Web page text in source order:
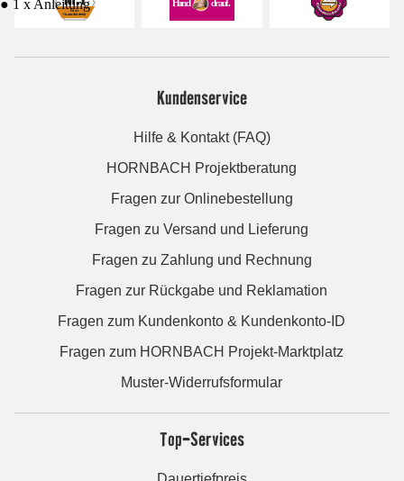
● 1 x Anleitung
Kundenservice
Hilfe & Kontakt (FAQ)
HORNBACH Projektberatung
Fragen zur Onlinebestellung
Fragen zu Versand und Lieferung
Fragen zu Zahlung und Rechnung
Fragen zur Rückgabe und Reklamation
Fragen zum Kundenkonto & Kundenkonto-ID
Fragen zum HORNBACH Projekt-Marktplatz
Muster-Widerrufsformular
Top-Services